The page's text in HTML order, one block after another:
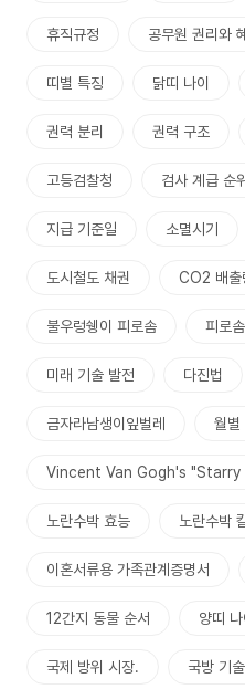
휴직규정 공무원 권리와
띠별 특징 닭띠 나이
권력 분리 권력 구조
고등검찰청 검사 계급 순위
지급 기준일 소멸시기
도시철도 채권 CO2 배출
불우렁쉥이 피로솜 피로솜
미래 기술 발전 다진법
금자라남생이잎벌레 월별
Vincent Van Gogh's "Starry
노란수박 효능 노란수박
이혼서류용 가족관계증명서
12간지 동물 순서 양띠 나
국제 방위 시장. 국방 기